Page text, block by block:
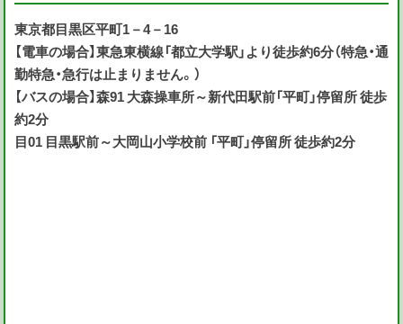
東京都目黒区平町1－4－16
【電車の場合】東急東横線「都立大学駅」より徒歩約6分（特急・通
勤特急・急行は止まりません。）
【バスの場合】森91 大森操車所～新代田駅前「平町」停留所 徒歩
約2分
目01 目黒駅前～大岡山小学校前 「平町」停留所 徒歩約2分